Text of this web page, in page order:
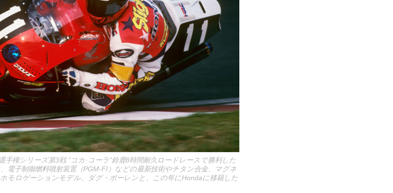
手権シリーズ第3戦 "コカ·コーラ"鈴鹿8時間耐久ロードレースで勝利した
電子制御燃料噴射装置（PGM-FI）などの最新技術やチタン合金、マグネ
モロゲーションモデル。ダグ・ポーレンと、この年にHondaに移籍した